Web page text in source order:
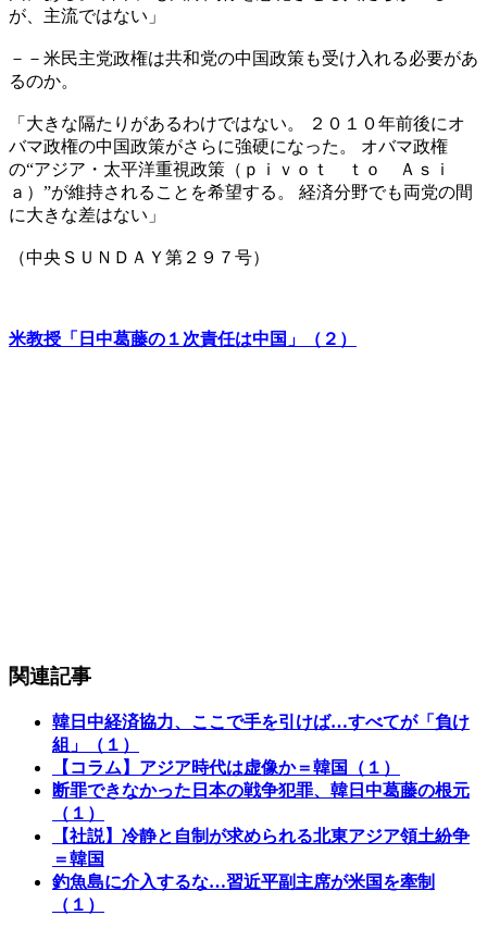
が、主流ではない」
－－米民主党政権は共和党の中国政策も受け入れる必要があ
るのか。
「大きな隔たりがあるわけではない。 ２０１０年前後にオ
バマ政権の中国政策がさらに強硬になった。 オバマ政権
の“アジア・太平洋重視政策（ｐｉｖｏｔ ｔｏ Ａｓｉ
ａ）”が維持されることを希望する。 経済分野でも両党の間
に大きな差はない」
（中央ＳＵＮＤＡＹ第２９７号）
米教授「日中葛藤の１次責任は中国」（２）
関連記事
韓日中経済協力、ここで手を引けば…すべてが「負け
組」（１）
【コラム】アジア時代は虚像か＝韓国（１）
断罪できなかった日本の戦争犯罪、韓日中葛藤の根元
（１）
【社説】冷静と自制が求められる北東アジア領土紛争
＝韓国
釣魚島に介入するな…習近平副主席が米国を牽制
（１）